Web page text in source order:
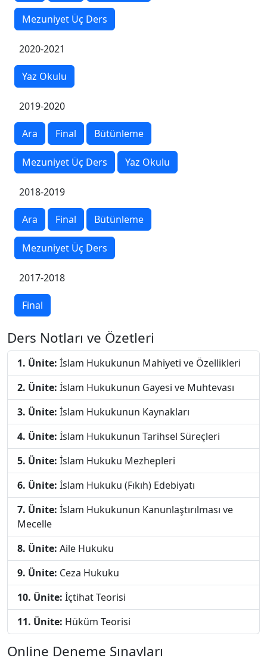
Mezuniyet Üç Ders
2020-2021
Yaz Okulu
2019-2020
Ara Final Bütünleme
Mezuniyet Üç Ders Yaz Okulu
2018-2019
Ara Final Bütünleme
Mezuniyet Üç Ders
2017-2018
Final
Ders Notları ve Özetleri
1. Ünite: İslam Hukukunun Mahiyeti ve Özellikleri
2. Ünite: İslam Hukukunun Gayesi ve Muhtevası
3. Ünite: İslam Hukukunun Kaynakları
4. Ünite: İslam Hukukunun Tarihsel Süreçleri
5. Ünite: İslam Hukuku Mezhepleri
6. Ünite: İslam Hukuku (Fıkıh) Edebiyatı
7. Ünite: İslam Hukukunun Kanunlaştırılması ve
Mecelle
8. Ünite: Aile Hukuku
9. Ünite: Ceza Hukuku
10. Ünite: İçtihat Teorisi
11. Ünite: Hüküm Teorisi
Online Deneme Sınavları